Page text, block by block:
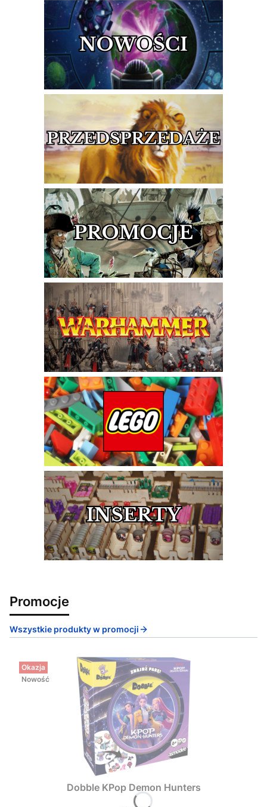
Promocje
Wszystkie produkty w promocji
Okazja
Nowość
Dobble KPop Demon Hunters